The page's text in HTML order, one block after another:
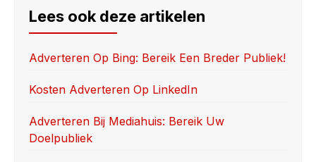
e
b
o
o
o
d
o
n
e
Lees ook deze artikelen
Adverteren Op Bing: Bereik Een Breder Publiek!
Kosten Adverteren Op LinkedIn
Adverteren Bij Mediahuis: Bereik Uw
Doelpubliek